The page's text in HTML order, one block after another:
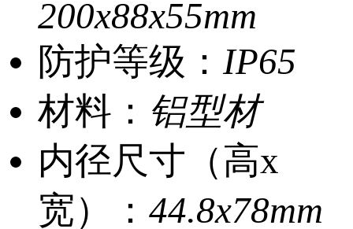
200x88x55mm
防护等级： IP65
材料： 铝型材
内径尺寸（高x
宽）： 44.8x78mm